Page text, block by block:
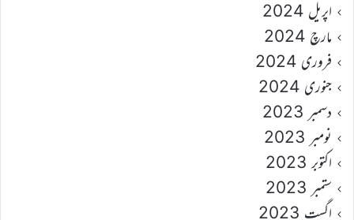
اپریل 2024
مارچ 2024
فروری 2024
جنوری 2024
دسمبر 2023
نومبر 2023
اکتوبر 2023
ستمبر 2023
اگست 2023